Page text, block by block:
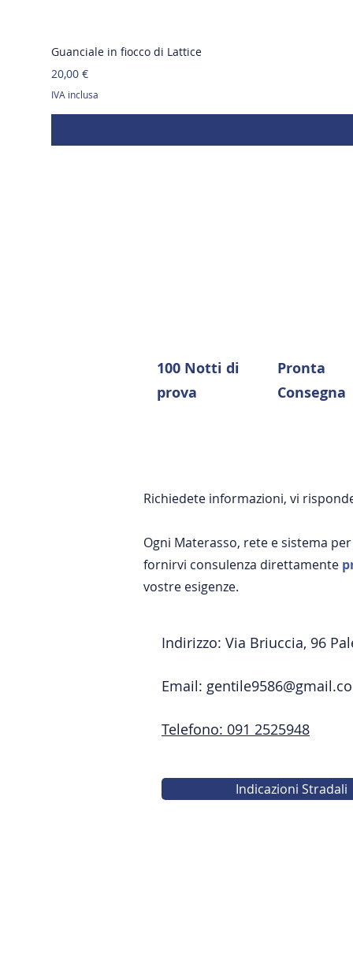
Guanciale in fiocco di Lattice
Prezzo
20,00 €
IVA inclusa
100 Notti di
prova
Pronta
Consegna
Richiedete informazioni, vi
Ogni Materasso, rete e sistema
fornirvi consulenza direttamente
vostre esigenze.
Indirizzo: Via Briuccia, 96
Email:
Telefono: 091 2525948
Indicazioni Stradali